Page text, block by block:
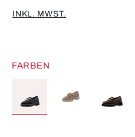
INKL. MWST.
FARBEN